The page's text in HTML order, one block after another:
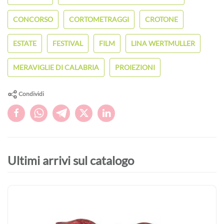
CONCORSO CORTOMETRAGGI CROTONE
ESTATE FESTIVAL FILM LINA WERTMULLER
MERAVIGLIE DI CALABRIA PROIEZIONI
Condividi
Ultimi arrivi sul catalogo